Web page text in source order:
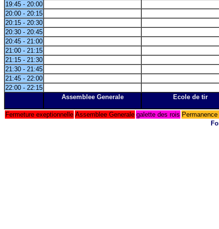
19:45 - 20:00
20:00 - 20:15
20:15 - 20:30
20:30 - 20:45
20:45 - 21:00
21:00 - 21:15
21:15 - 21:30
21:30 - 21:45
21:45 - 22:00
22:00 - 22:15
Assemblee Generale
Ecole de tir
Fermeture exeptionnelle Assemblee Generale galette des rois